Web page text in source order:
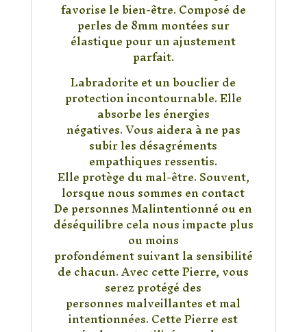
favorise le bien-être. Composé de
perles de 8mm montées sur
élastique pour un ajustement
parfait.
Labradorite et un bouclier de
protection incontournable. Elle
absorbe les énergies
négatives. Vous aidera à ne pas
subir les désagréments
empathiques ressentis.
Elle protège du mal-être. Souvent,
lorsque nous sommes en contact
De personnes Malintentionné ou en
déséquilibre cela nous impacte plus
ou moins
profondément suivant la sensibilité
de chacun. Avec cette Pierre, vous
serez protégé des
personnes malveillantes et mal
intentionnées. Cette Pierre est